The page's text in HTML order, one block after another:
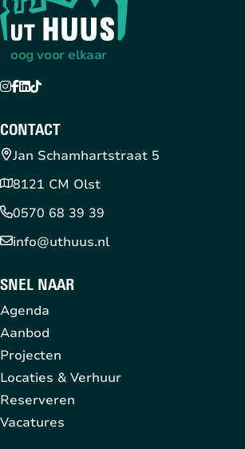
oog voor elkaar
Instagram
Facebook
LinkedIn
TikTok
YouTube
CONTACT
Jan Schamhartstraat 5
8121 CM Olst
0570 68 39 39
info@uthuus.nl
SNEL NAAR
Agenda
Aanbod
Projecten
Locaties & Verhuur
Reserveren
Vacatures